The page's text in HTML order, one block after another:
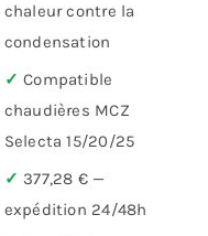
chaleur contre la
condensation
✓ Compatible
chaudières MCZ
Selecta 15/20/25
✓ 377,28 € —
expédition 24/48h